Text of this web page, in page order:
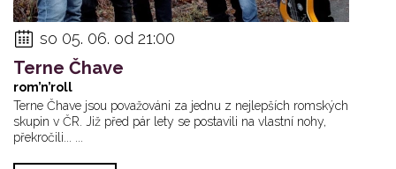
so 05. 06. od 21:00
Terne Čhave
rom’n’roll
Terne Čhave jsou považováni za jednu z nejlepších romských
skupin v ČR. Již před pár lety se postavili na vlastní nohy,
překročili... ...